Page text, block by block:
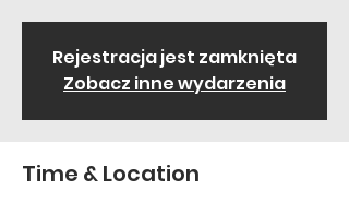
Rejestracja jest zamknięta
Zobacz inne wydarzenia
Time & Location